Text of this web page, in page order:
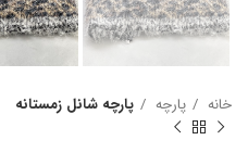
خانه پارچه پارچه شانل زمستانه